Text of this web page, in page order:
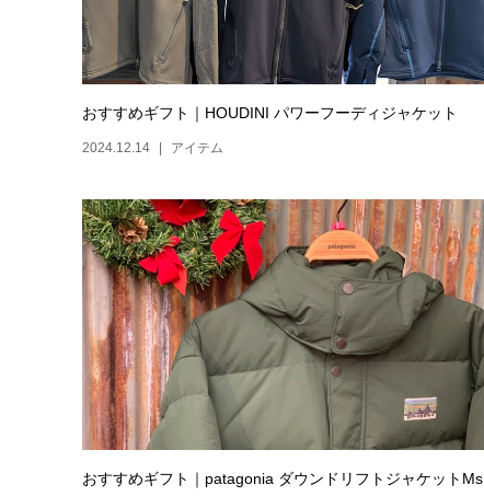
おすすめギフト｜HOUDINI パワーフーディジャケット
2024.12.14 アイテム
おすすめギフト｜patagonia ダウンドリフトジャケットMs